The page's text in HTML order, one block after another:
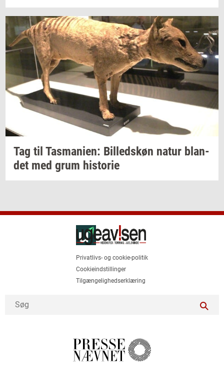
Tag til Tas­ma­ni­en: Bil­leds­køn natur blan­
det med grum hi­sto­rie
Privatlivs- og cookie-politik
Cookieindstillinger
Tilgængelighedserklæring